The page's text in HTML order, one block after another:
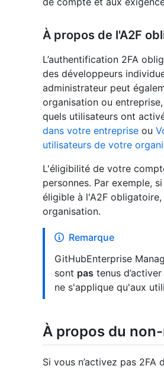
À propos de l'A2F
L’authentification 2FA
des développeurs
administrateur peut
organisation ou
quels utilisateurs ont
dans votre entreprise ou
utilisateurs de votre
L'éligibilité de votre
personnes. Par exemple,
éligible à l'A2F
organisation.
Remarque
GitHubEnterprise
sont pas tenus
ne s'applique qu'aux
À propos du
Si vous n’activez pas